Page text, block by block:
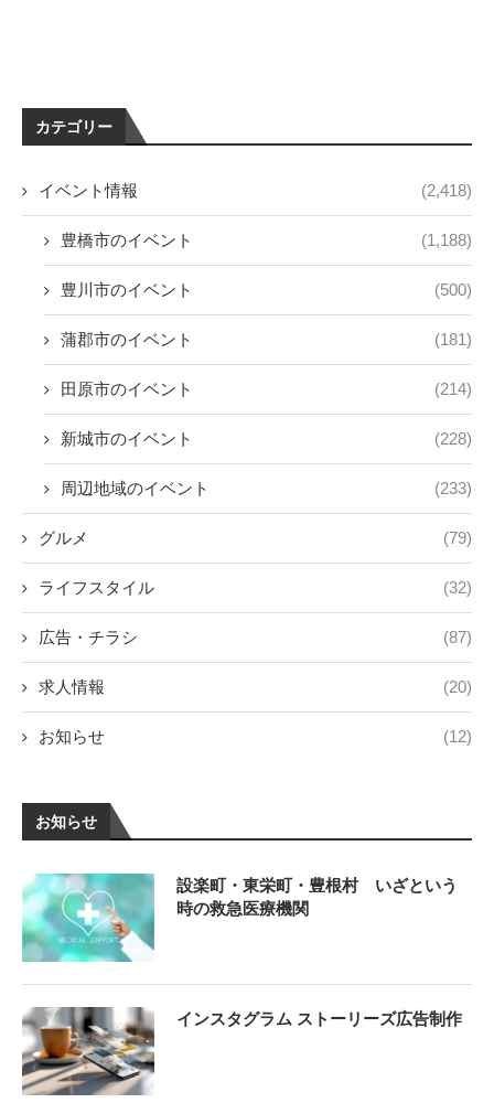
カテゴリー
イベント情報 (2,418)
豊橋市のイベント (1,188)
豊川市のイベント (500)
蒲郡市のイベント (181)
田原市のイベント (214)
新城市のイベント (228)
周辺地域のイベント (233)
グルメ (79)
ライフスタイル (32)
広告・チラシ (87)
求人情報 (20)
お知らせ (12)
お知らせ
設楽町・東栄町・豊根村 いざという
時の救急医療機関
インスタグラム ストーリーズ広告制作